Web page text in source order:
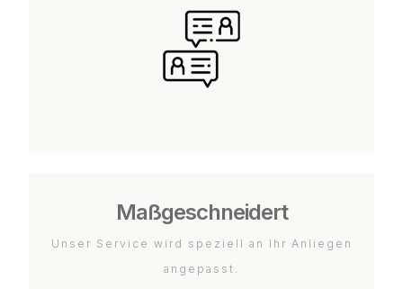
Maßgeschneidert
Unser Service wird speziell an Ihr Anliegen
angepasst.